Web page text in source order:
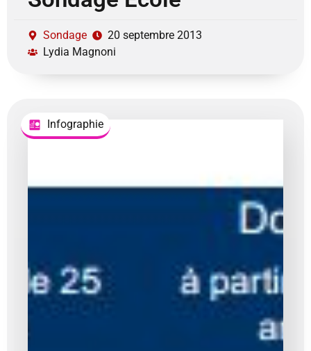
Sondage
20 septembre 2013
Lydia Magnoni
Infographie